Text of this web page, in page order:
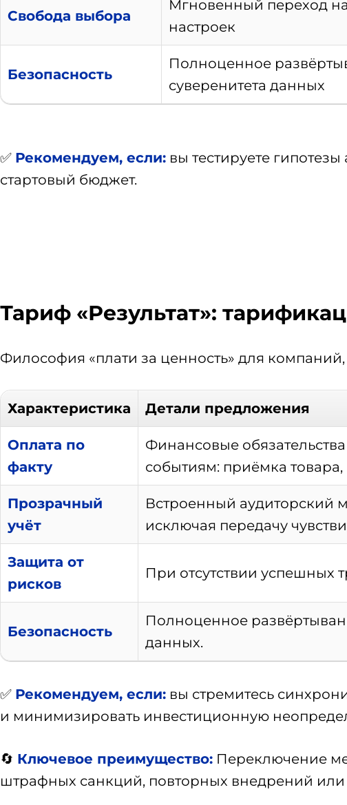
Свобода выбора
Мгновенный переход
настроек
Безопасность
Полноценное
суверенитета данных
✅ Рекомендуем, если: вы тестируете
стартовый бюджет.
Тариф «Результат»:
Философия «плати за ценность» для
Характеристика Детали предложения
Оплата по
факту
Финансовые
событиям: приёмка товара,
Прозрачный
учёт
Встроенный аудиторский
исключая передачу
Защита от
рисков
При отсутствии успешных
Безопасность
Полноценное
данных.
✅ Рекомендуем, если: вы стремитесь
и минимизировать инвестиционную
🔄 Ключевое преимущество: Переключение
штрафных санкций, повторных внедрений или